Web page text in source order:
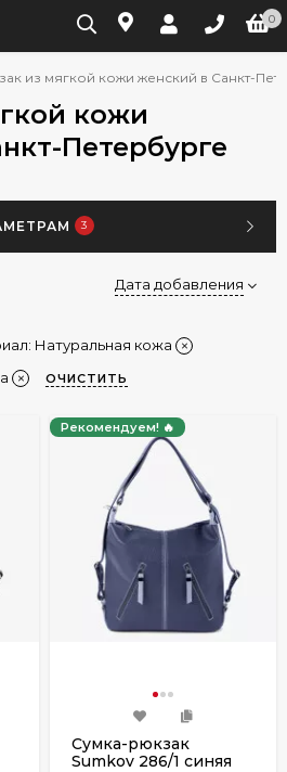
0
из мягкой кожи женский в Санкт-
кожи
Петербурге
3
Дата добавления
Натуральная кожа
ОЧИСТИТЬ
Рекомендуем! 🔥
Сумка-рюкзак
Sumkov 286/1 синяя